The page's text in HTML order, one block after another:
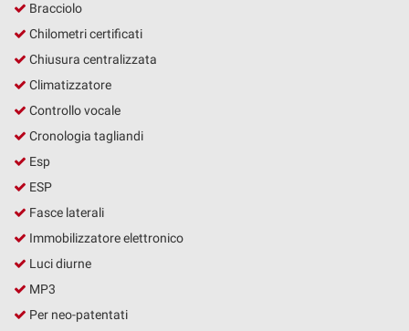
Bracciolo
Chilometri certificati
Chiusura centralizzata
Climatizzatore
Controllo vocale
Cronologia tagliandi
Esp
ESP
Fasce laterali
Immobilizzatore elettronico
Luci diurne
MP3
Per neo-patentati
Cookie delle preferenze
Cookie per il miglioramento dell'esperienza utente
Cookie di marketing
la
cookie
Salva
le